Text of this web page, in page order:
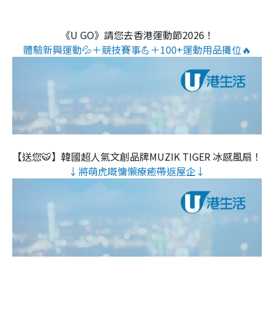
《U GO》請您去香港運動節2026！
體驗新興運動💦＋競技賽事💪＋100+運動用品攤位🔥
【送您🐯】韓國超人氣文創品牌MUZIK TIGER 冰感風扇！
↓將萌虎嘅慵懶療癒帶返屋企↓